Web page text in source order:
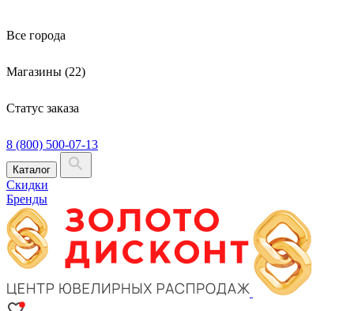
Все города
Магазины (22)
Статус заказа
8 (800) 500-07-13
Каталог
Скидки
Бренды